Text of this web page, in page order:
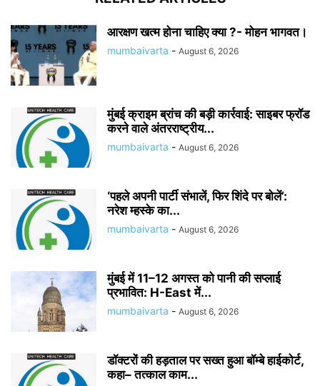
आरक्षण खत्म होना चाहिए क्या ?- मोहन भागवत।
mumbaivarta - August 6, 2026
मुंबई क्राइम ब्रांच की बड़ी कार्रवाई: साइबर फ्रॉड
करने वाले अंतरराष्ट्रीय...
mumbaivarta - August 6, 2026
‘पहले अपनी पार्टी संभालें, फिर शिंदे पर बोलें’:
नरेश म्हस्के का...
mumbaivarta - August 6, 2026
मुंबई में 11–12 अगस्त को पानी की सप्लाई
प्रभावित: H-East में...
mumbaivarta - August 6, 2026
डॉक्टरों की हड़ताल पर सख्त हुआ बॉम्बे हाईकोर्ट,
कहा– तत्काल काम...